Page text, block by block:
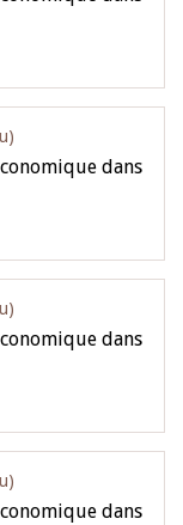
dans
dans
dans